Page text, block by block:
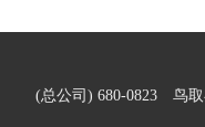
(总公司) 680-0823 鸟取